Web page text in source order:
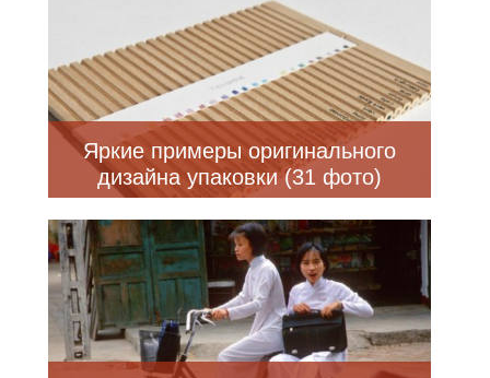
Яркие примеры оригинального
дизайна упаковки (31 фото)